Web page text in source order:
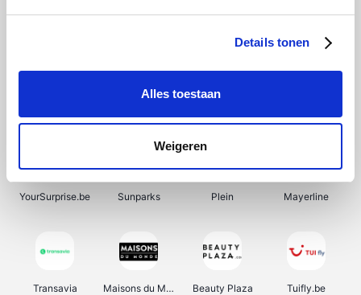
Details tonen
Alles toestaan
Weigeren
SupraBazar Shein Bergfreunde Smartwatchbanden
YourSurprise.be Sunparks Plein Mayerline
Transavia Maisons du Monde Beauty Plaza Tuifly.be